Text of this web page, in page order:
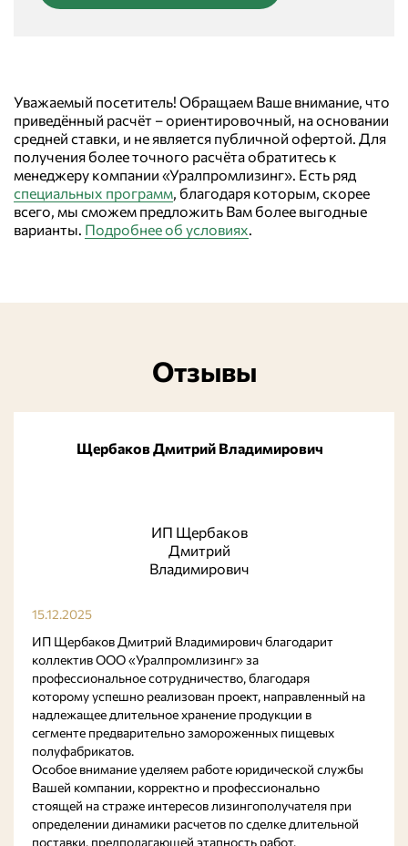
Уважаемый посетитель! Обращаем Ваше внимание, что
приведённый расчёт – ориентировочный, на основании
средней ставки, и не является публичной офертой. Для
получения более точного расчёта обратитесь к
менеджеру компании «Уралпромлизинг». Есть ряд
специальных программ, благодаря которым, скорее
всего, мы сможем предложить Вам более выгодные
варианты.
Подробнее об условиях.
Отзывы
Щербаков Дмитрий Владимирович
ИП Щербаков
Дмитрий
Владимирович
15.12.2025
ИП Щербаков Дмитрий Владимирович благодарит
коллектив ООО «Уралпромлизинг» за
профессиональное сотрудничество, благодаря
которому успешно реализован проект, направленный на
надлежащее длительное хранение продукции в
сегменте предварительно замороженных пищевых
полуфабрикатов.
Особое внимание уделяем работе юридической службы
Вашей компании, корректно и профессионально
стоящей на страже интересов лизингополучателя при
определении динамики расчетов по сделке длительной
поставки, предполагающей этапность работ,